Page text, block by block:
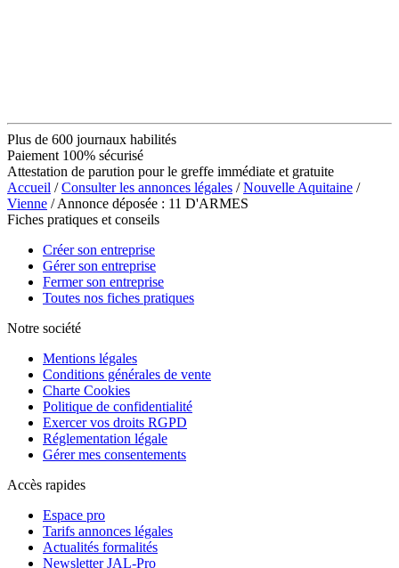
Plus de 600 journaux habilités
Paiement 100% sécurisé
Attestation de parution pour le greffe immédiate et gratuite
Accueil /Consulter les annonces légales /Nouvelle Aquitaine /
Vienne / Annonce déposée : 11 D'ARMES
Fiches pratiques et conseils
Créer son entreprise
Gérer son entreprise
Fermer son entreprise
Toutes nos fiches pratiques
Notre société
Mentions légales
Conditions générales de vente
Charte Cookies
Politique de confidentialité
Exercer vos droits RGPD
Réglementation légale
Gérer mes consentements
Accès rapides
Espace pro
Tarifs annonces légales
Actualités formalités
Newsletter JAL-Pro